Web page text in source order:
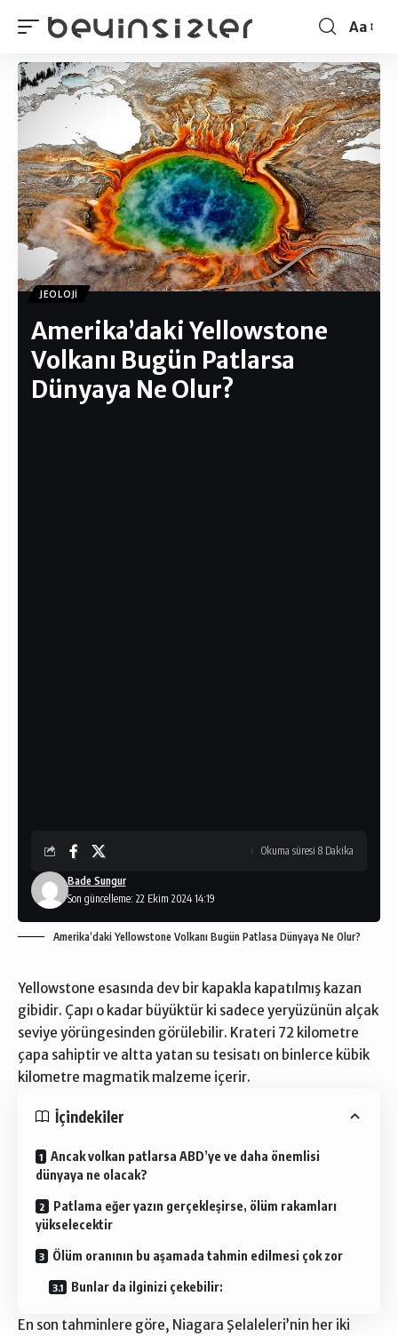
Aa
JEOLOJI
Amerika’daki Yellowstone
Volkanı Bugün Patlarsa
Dünyaya Ne Olur?
Son güncelleme: 22 Ekim 2024 14:19
Bade Sungur
Okuma süresi 8 Dakika
Amerika’daki Yellowstone Volkanı Bugün Patlasa Dünyaya Ne Olur?
Yellowstone esasında dev bir kapakla kapatılmış kazan
gibidir. Çapı o kadar büyüktür ki sadece yeryüzünün alçak
seviye yörüngesinden görülebilir. Krateri 72 kilometre
çapa sahiptir ve altta yatan su tesisatı on binlerce kübik
kilometre magmatik malzeme içerir.
İçindekiler
Ancak volkan patlarsa ABD’ye ve daha önemlisi
dünyaya ne olacak?
Patlama eğer yazın gerçekleşirse, ölüm rakamları
yükselecektir
Ölüm oranının bu aşamada tahmin edilmesi çok zor
Bunlar da ilginizi çekebilir:
En son tahminlere göre, Niagara Şelaleleri’nin her iki